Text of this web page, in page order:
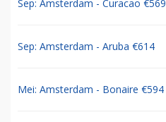
Sep: Amsterdam - Curacao €569
Sep: Amsterdam - Aruba €614
Mei: Amsterdam - Bonaire €594